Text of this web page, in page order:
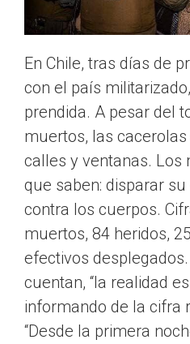
En Chile, tras días de
con el país
prendida. A pesar del
muertos, las
calles y ventanas. Los
que saben: disparar
contra los cuerpos.
muertos, 84 heridos,
efectivos
cuentan, “la realidad
informando de la cifra
“Desde la primera